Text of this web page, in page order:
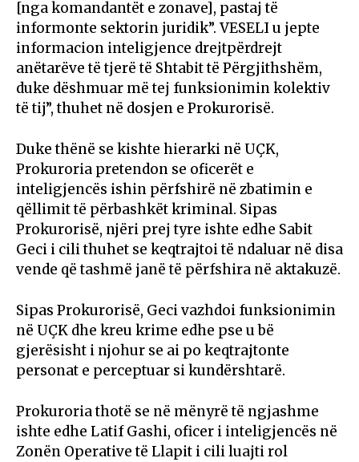
[nga komandantët e zonave], pastaj të
informonte sektorin juridik”. VESELI u jepte
informacion inteligjence drejtpërdrejt
anëtarëve të tjerë të Shtabit të Përgjithshëm,
duke dëshmuar më tej funksionimin kolektiv
të tij”, thuhet në dosjen e Prokurorisë.
Duke thënë se kishte hierarki në UÇK,
Prokuroria pretendon se oficerët e
inteligjencës ishin përfshirë në zbatimin e
qëllimit të përbashkët kriminal. Sipas
Prokurorisë, njëri prej tyre ishte edhe Sabit
Geci i cili thuhet se keqtrajtoi të ndaluar në disa
vende që tashmë janë të përfshira në aktakuzë.
Sipas Prokurorisë, Geci vazhdoi funksionimin
në UÇK dhe kreu krime edhe pse u bë
gjerësisht i njohur se ai po keqtrajtonte
personat e perceptuar si kundërshtarë.
Prokuroria thotë se në mënyrë të ngjashme
ishte edhe Latif Gashi, oficer i inteligjencës në
Zonën Operative të Llapit i cili luajti rol